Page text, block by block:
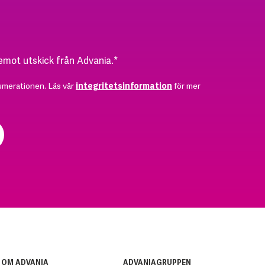
utskick från Advania.*
Läs vår integritetsinformation för mer
OM ADVANIA ADVANIAGRUPPEN